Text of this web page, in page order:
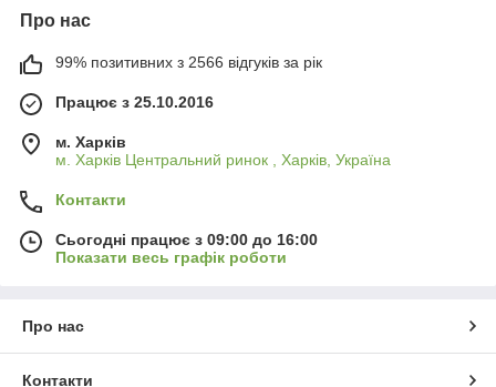
Про нас
99% позитивних з 2566 відгуків за рік
Працює з 25.10.2016
м. Харків
м. Харків Центральний ринок , Харків, Україна
Контакти
Сьогодні працює з 09:00 до 16:00
Показати весь графік роботи
Про нас
Контакти